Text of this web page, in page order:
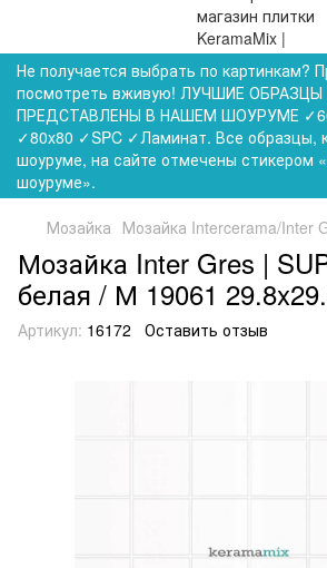
Не получается выбрать по картинкам?
посмотреть вживую! ЛУЧШИЕ
ПРЕДСТАВЛЕНЫ В НАШЕМ ШОУРУМЕ
✓80x80 ✓SPC ✓Ламинат. Все образцы,
шоуруме, на сайте отмечены стикером
шоуруме».
Мозайка Мозайка Intercerama/Inter
Мозайка Inter Gres |
белая / М 19061
Артикул: 16172 Оставить отзыв